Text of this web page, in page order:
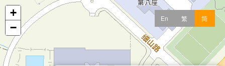
En 繁 简
+
−